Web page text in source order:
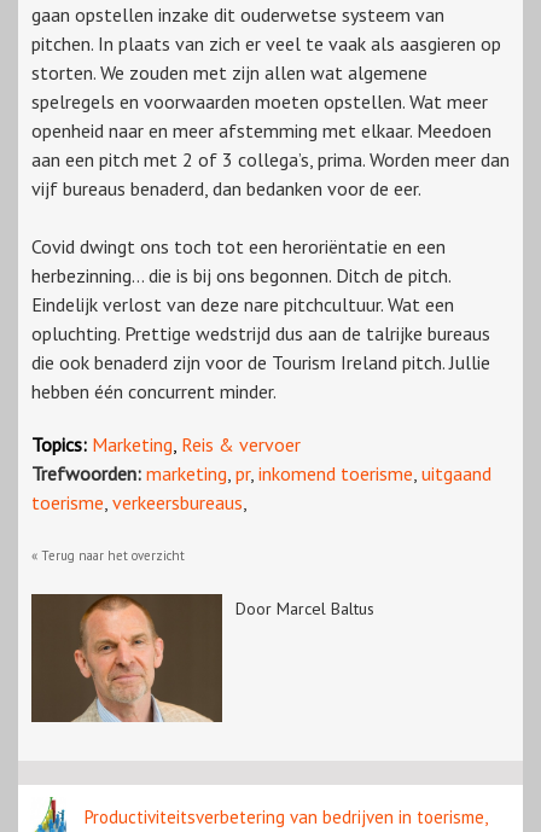
gaan opstellen inzake dit ouderwetse systeem van
pitchen. In plaats van zich er veel te vaak als aasgieren op
storten. We zouden met zijn allen wat algemene
spelregels en voorwaarden moeten opstellen. Wat meer
openheid naar en meer afstemming met elkaar. Meedoen
aan een pitch met 2 of 3 collega’s, prima. Worden meer dan
vijf bureaus benaderd, dan bedanken voor de eer.
Covid dwingt ons toch tot een heroriëntatie en een
herbezinning… die is bij ons begonnen. Ditch de pitch.
Eindelijk verlost van deze nare pitchcultuur. Wat een
opluchting. Prettige wedstrijd dus aan de talrijke bureaus
die ook benaderd zijn voor de Tourism Ireland pitch. Jullie
hebben één concurrent minder.
Topics: Marketing, Reis & vervoer
Trefwoorden: marketing, pr, inkomend toerisme, uitgaand
toerisme, verkeersbureaus,
« Terug naar het overzicht
Door Marcel Baltus
Productiviteitsverbetering van bedrijven in toerisme,